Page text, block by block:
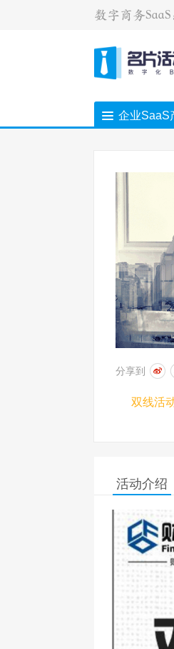
企业SaaS
分享到
双线活
活动介绍